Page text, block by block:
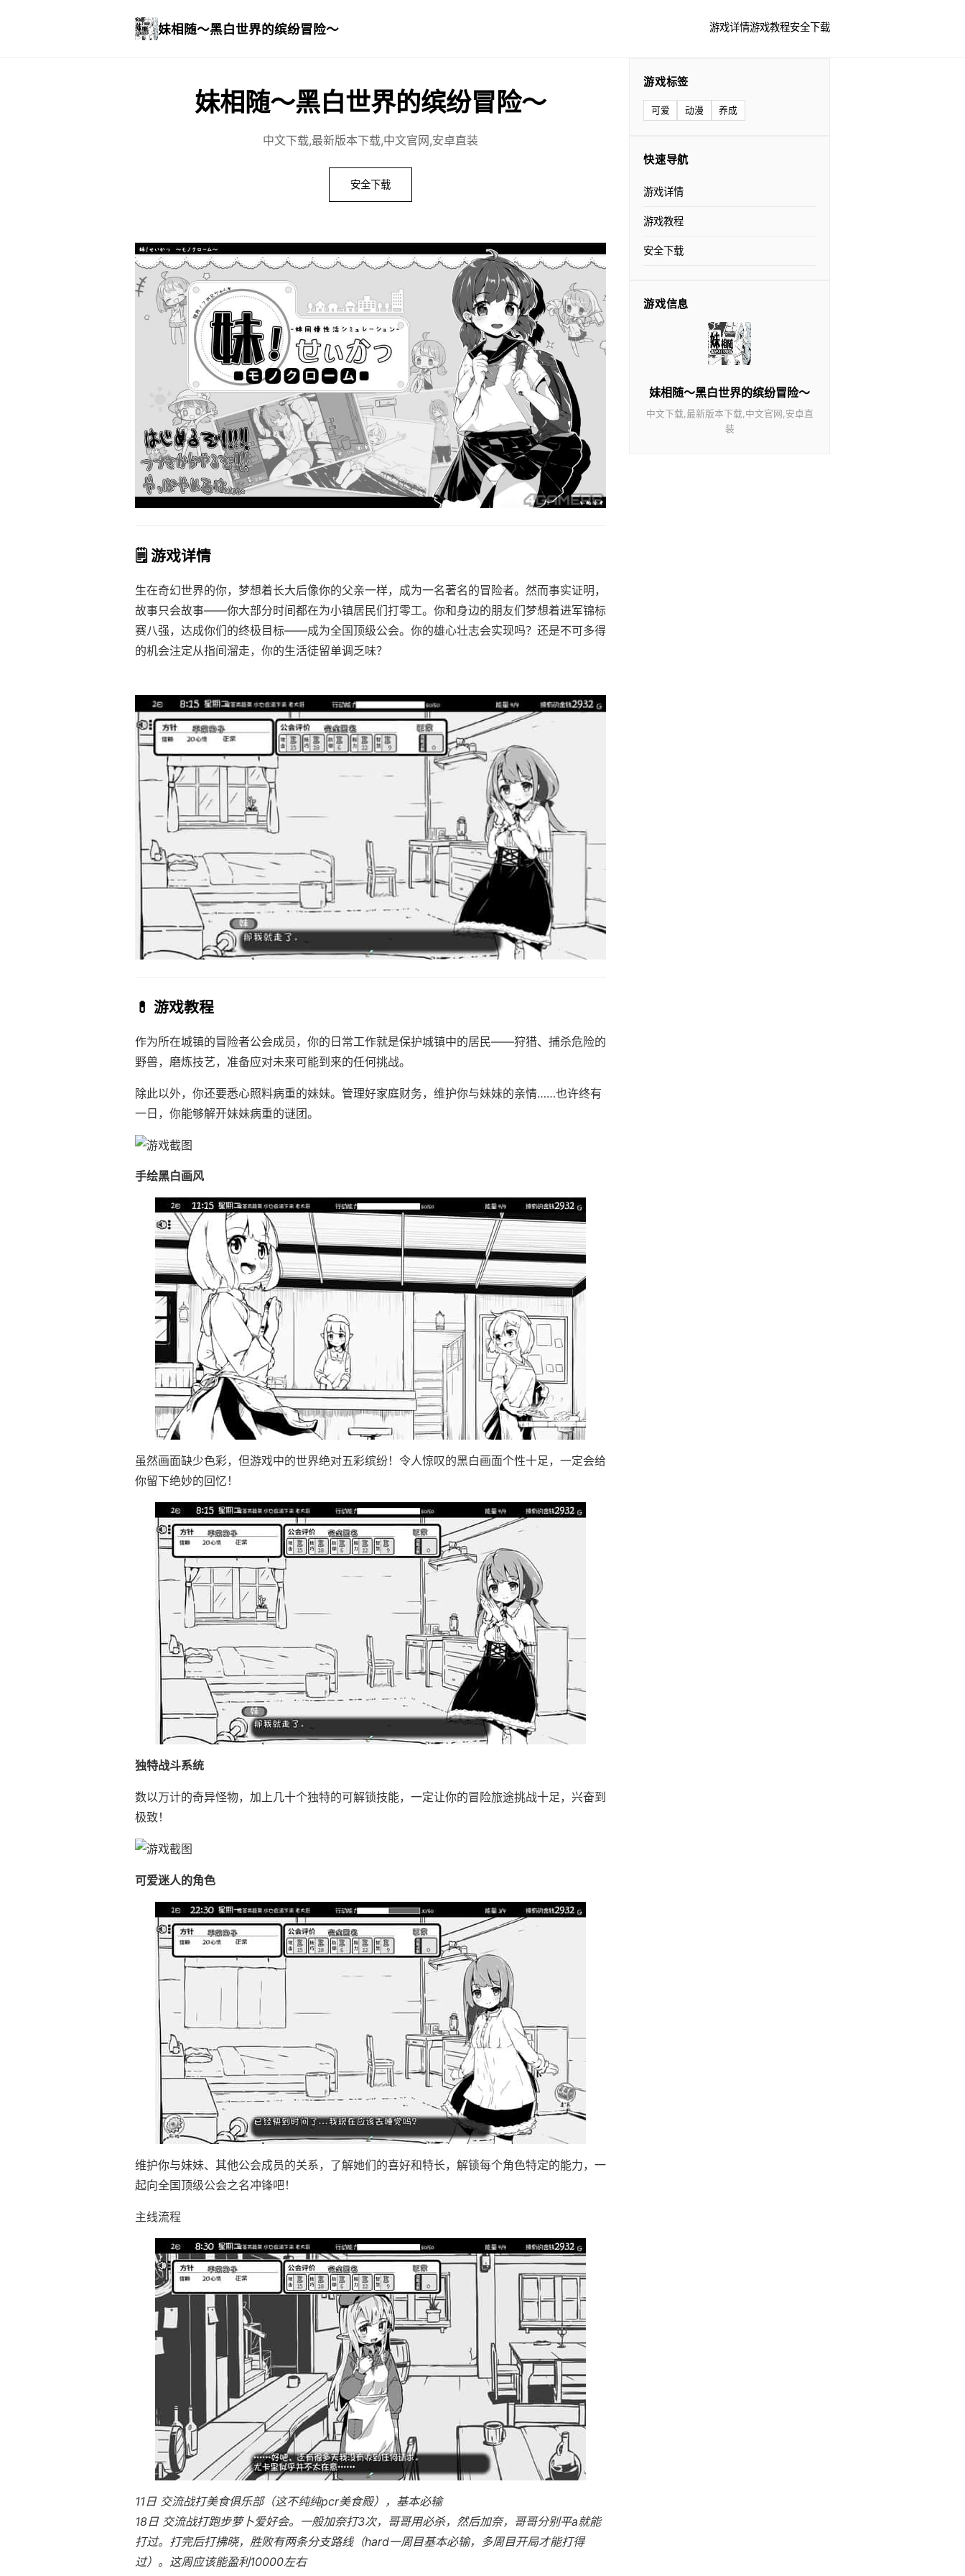
妹相随～黑白世界的缤纷冒险～ 游戏详情游戏教程安全下载
妹相随～黑白世界的缤纷冒险～
中文下载,最新版本下载,中文官网,安卓直装
安全下载
🗒️ 游戏详情
生在奇幻世界的你，梦想着长大后像你的父亲一样，成为一名著名的冒险者。然而事实证明，
故事只会故事——你大部分时间都在为小镇居民们打零工。你和身边的朋友们梦想着进军锦标
赛八强，达成你们的终极目标——成为全国顶级公会。你的雄心壮志会实现吗？还是不可多得
的机会注定从指间溜走，你的生活徒留单调乏味？
💊 游戏教程
作为所在城镇的冒险者公会成员，你的日常工作就是保护城镇中的居民——狩猎、捕杀危险的
野兽，磨炼技艺，准备应对未来可能到来的任何挑战。
除此以外，你还要悉心照料病重的妹妹。管理好家庭财务，维护你与妹妹的亲情……也许终有
一日，你能够解开妹妹病重的谜团。
手绘黑白画风
虽然画面缺少色彩，但游戏中的世界绝对五彩缤纷！令人惊叹的黑白画面个性十足，一定会给
你留下绝妙的回忆！
独特战斗系统
数以万计的奇异怪物，加上几十个独特的可解锁技能，一定让你的冒险旅途挑战十足，兴奋到
极致！
可爱迷人的角色
维护你与妹妹、其他公会成员的关系，了解她们的喜好和特长，解锁每个角色特定的能力，一
起向全国顶级公会之名冲锋吧！
主线流程
11日 交流战打美食俱乐部（这不纯纯pcr美食殿），基本必输
18日 交流战打跑步萝卜爱好会。一般加奈打3次，哥哥用必杀，然后加奈，哥哥分别平a就能
打过。打完后打拂晓，胜败有两条分支路线（hard一周目基本必输，多周目开局才能打得
过）。这周应该能盈利10000左右
游戏标签
可爱 动漫 养成
快速导航
游戏详情
游戏教程
安全下载
游戏信息
妹相随～黑白世界的缤纷冒险～
中文下载,最新版本下载,中文官网,安卓直
装